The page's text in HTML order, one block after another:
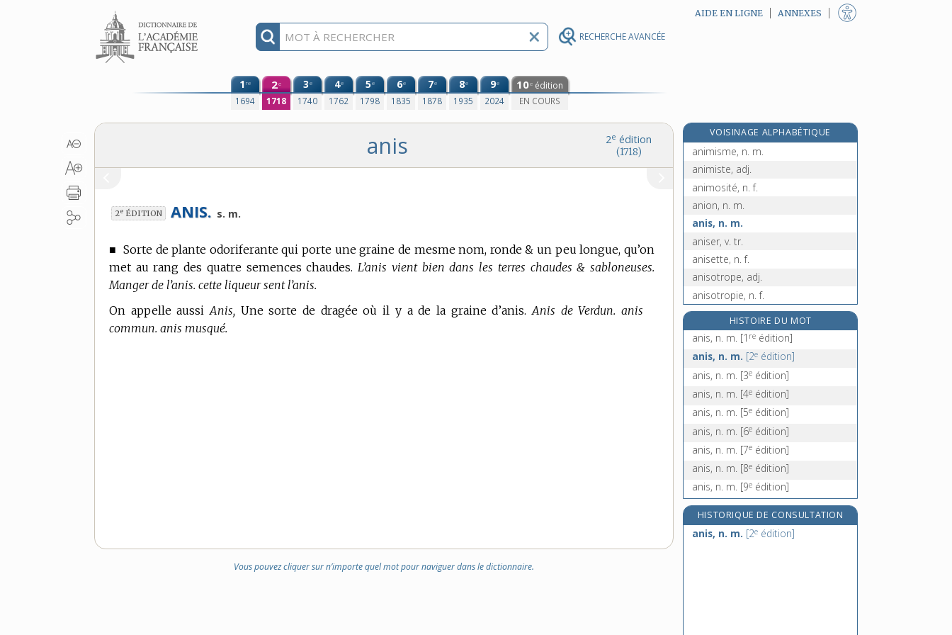
RECHERCHE AVANCÉE
Aller au contenu AIDE EN LIGNE ANNEXES
1re
1694
2e
1718
3e
1740
4e
1762
5e
1798
6e
1835
7e
1878
8e
1935
9e
2024
10e édition
EN COURS
2e édition
(1718)
anis
2e ÉDITION ANIS. s. m.
■ Sorte de plante odoriferante qui porte une graine de mesme nom, ronde & un peu longue, qu’on
met au rang des quatre semences chaudes. L’anis vient bien dans les terres chaudes & sabloneuses.
Manger de l’anis. cette liqueur sent l’anis.
On appelle aussiAnis, Une sorte de dragée où il y a de la graine d’anis. Anis de Verdun. anis
commun. anis musqué.
Vous pouvez cliquer sur n’importe quel mot pour naviguer dans le dictionnaire.
VOISINAGE ALPHABÉTIQUE
animer, v. tr.
animisme, n. m.
animiste, adj.
animosité, n. f.
anion, n. m.
anis, n. m.
aniser, v. tr.
anisette, n. f.
anisotrope, adj.
anisotropie, n. f.
ankiloglosse, n. m.[5eédition]
ankylose, n. f.
ankyloser, v. tr.
HISTOIRE DU MOT
anis, n. m. [1 re édition]
anis, n. m. [2e édition]
anis, n. m. [3e édition]
anis, n. m. [4e édition]
anis, n. m. [5e édition]
anis, n. m. [6e édition]
anis, n. m. [7e édition]
anis, n. m. [8e édition]
anis, n. m. [9e édition]
HISTORIQUE DE CONSULTATION
anis, n. m. [2e édition]